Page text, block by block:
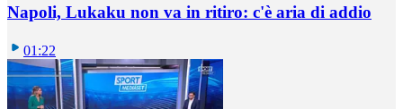
Napoli, Lukaku non va in ritiro: c'è aria di addio
01:22